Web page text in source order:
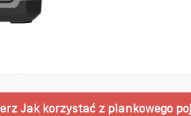
Jak korzystać z piankowego